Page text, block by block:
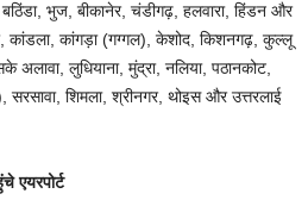
भुज, बीकानेर, चंडीगढ़, हलवारा, हिंडन और
कांगड़ा (गग्गल), केशोद, किशनगढ़, कुल्लू
लुधियाना, मुंद्रा, नलिया, पठानकोट,
सरसावा, शिमला, श्रीनगर, थोइस और उत्तरलाई
एयरपोर्ट